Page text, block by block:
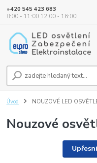
+420 545 423 683
8:00 - 11:00 12:00 - 16:00
Úvod NOUZOVÉ LED
Nouzové